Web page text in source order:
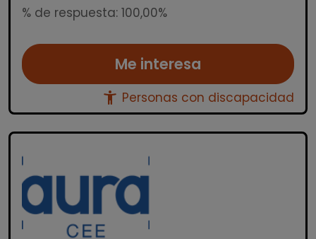
% de respuesta: 100,00%
Me interesa
accessibility_new Personas con discapacidad